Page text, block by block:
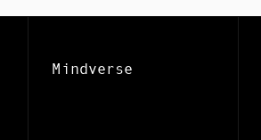
Mindverse